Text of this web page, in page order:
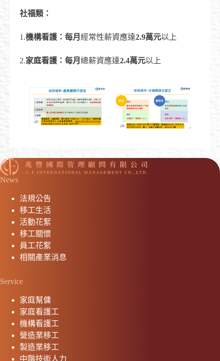
社福類：
1.機構看護： 每月 經常性薪資應達2.9萬元以上
2.家庭看護： 每月 總薪資應達2.4萬元以上
News
法規公告
移工生活
活動花絮
移工關懷
員工花絮
相關產業消息
Service
家庭幫傭
家庭看護工
機構看護工
營造業移工
製造業移工
中階技術人力